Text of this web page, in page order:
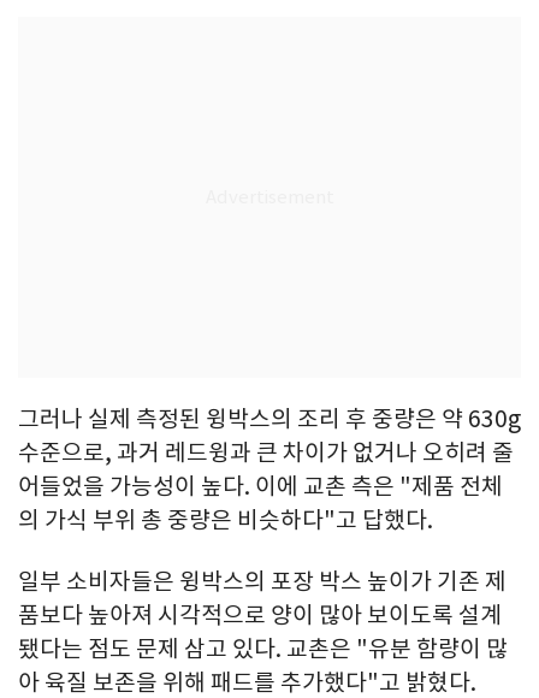
그러나 실제 측정된 윙박스의 조리 후 중량은 약 630g
수준으로, 과거 레드윙과 큰 차이가 없거나 오히려 줄
어들었을 가능성이 높다. 이에 교촌 측은 "제품 전체
의 가식 부위 총 중량은 비슷하다"고 답했다.
일부 소비자들은 윙박스의 포장 박스 높이가 기존 제
품보다 높아져 시각적으로 양이 많아 보이도록 설계
됐다는 점도 문제 삼고 있다. 교촌은 "유분 함량이 많
아 육질 보존을 위해 패드를 추가했다"고 밝혔다.